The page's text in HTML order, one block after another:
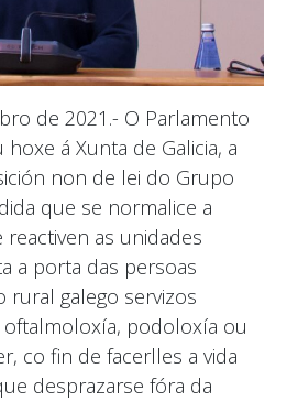
de 2021.- O Parlamento
á Xunta de Galicia, a
non de lei do Grupo
que se normalice a
reactiven as unidades
a porta das persoas
rural galego servizos
podoloxía ou
co fin de facerlles a vida
desprazarse fóra da